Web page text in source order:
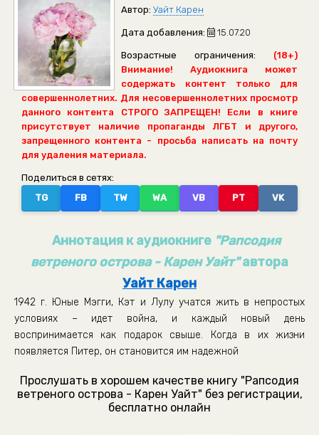
Автор: Уайт Карен
Дата добавления: 15.07.20
Возрастные ограничения:
(18+)
Внимание! Аудиокнига может
содержать контент только для
совершеннолетних. Для несовершеннолетних просмотр
данного контента СТРОГО ЗАПРЕЩЕН! Если в книге
присутствует наличие пропаганды ЛГБТ и другого,
запрещенного контента - просьба написать на почту
для удаления материала.
Поделиться в сетях:
TG
FB TW WA VB PT VK
Аннотация к аудиокниге "Рапсодия
ветреного острова - Карен Уайт"автора
Уайт Карен
1942 г. Юные Мэгги, Кэт и Лулу учатся жить в непростых
условиях – идет война, и каждый новый день
воспринимается как подарок свыше. Когда в их жизни
появляется Питер, он становится им надежной
Прослушать в хорошем качестве книгу "Рапсодия
ветреного острова - Карен Уайт" без регистрации,
бесплатно онлайн